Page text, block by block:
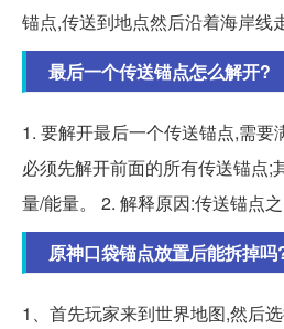
锚点,传送到地点然后沿着海岸线
最后一个传送锚点怎么解开?
1. 要解开最后一个传送锚点,需要
必须先解开前面的所有传送锚点;
量/能量。 2. 解释原因:传送锚点之
原神口袋锚点放置后能拆掉吗
1、首先玩家来到世界地图,然后